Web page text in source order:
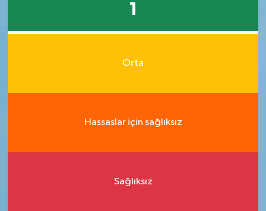
1
Orta
Hassaslar için sağlıksız
Sağlıksız